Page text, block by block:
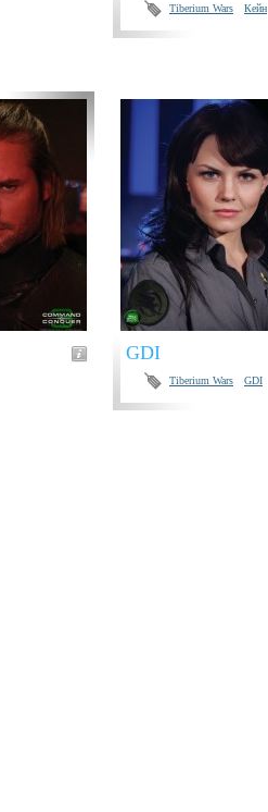
Tiberium Wars Кейн
GDI
Tiberium Wars GDI